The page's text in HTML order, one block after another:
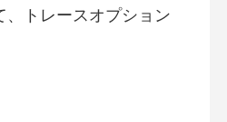
トレースオプション